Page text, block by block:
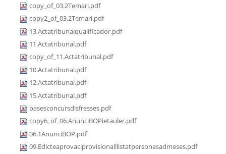
copy_of_03.2Temari.pdf
copy2_of_03.2Temari.pdf
13.Actatribunalqualificador.pdf
11.Actatribunal.pdf
copy_of_11.Actatribunal.pdf
10.Actatribunal.pdf
12.Actatribunal.pdf
15.Actatribunal.pdf
basesconcursdisfresses.pdf
copy6_of_06.AnunciBOPietauler.pdf
06.1AnunciBOP.pdf
09.Edicteaprovaciprovisionalllistatpersonesadmeses.pdf